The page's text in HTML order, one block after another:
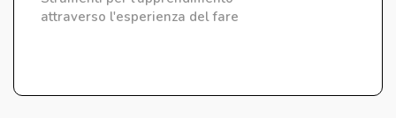
attraverso l'esperienza del fare